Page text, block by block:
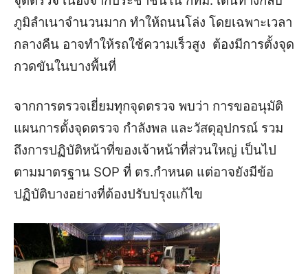
ภูมิลำเนาจำนวนมาก ทำให้ถนนโล่ง โดยเฉพาะเวลา
กลางคืน อาจทำให้รถใช้ความเร็วสูง ต้องมีการตั้งจุด
กวดขันในบางพื้นที่
จากการตรวจเยี่ยมทุกจุดตรวจ พบว่า การขออนุมัติ
แผนการตั้งจุดตรวจ กำลังพล และวัสดุอุปกรณ์ รวม
ถึงการปฏิบัติหน้าที่ของเจ้าหน้าที่ส่วนใหญ่ เป็นไป
ตามมาตรฐาน SOP ที่ ตร.กำหนด แต่อาจยังมีข้อ
ปฏิบัติบางอย่างที่ต้องปรับปรุงแก้ไข